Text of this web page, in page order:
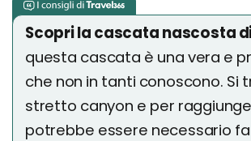
Scopri la cascata nascosta
questa cascata è una vera e
che non in tanti conoscono. Si
stretto canyon e per
potrebbe essere necessario